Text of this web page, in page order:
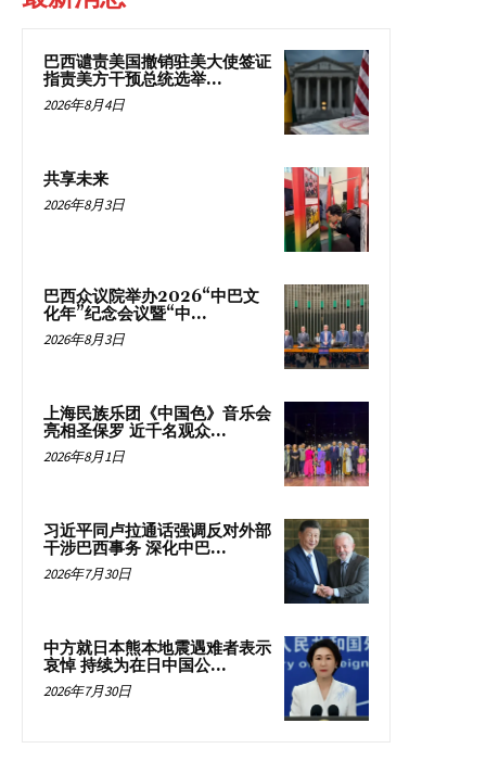
巴西谴责美国撤销驻美大使签证
指责美方干预总统选举...
2026年8月4日
共享未来
2026年8月3日
巴西众议院举办2026“中巴文
化年”纪念会议暨“中...
2026年8月3日
上海民族乐团《中国色》音乐会
亮相圣保罗 近千名观众...
2026年8月1日
习近平同卢拉通话强调反对外部
干涉巴西事务 深化中巴...
2026年7月30日
中方就日本熊本地震遇难者表示
哀悼 持续为在日中国公...
2026年7月30日